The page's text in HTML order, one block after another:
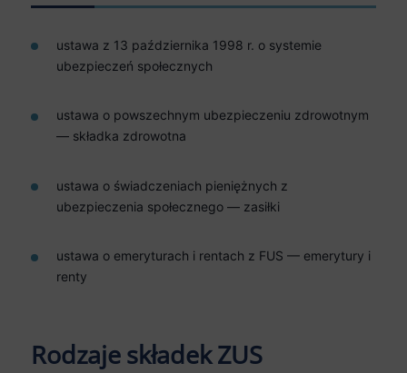
ustawa z 13 października 1998 r. o systemie
ubezpieczeń społecznych
ustawa o powszechnym ubezpieczeniu zdrowotnym
— składka zdrowotna
ustawa o świadczeniach pieniężnych z
ubezpieczenia społecznego — zasiłki
ustawa o emeryturach i rentach z FUS — emerytury i
renty
Rodzaje składek ZUS